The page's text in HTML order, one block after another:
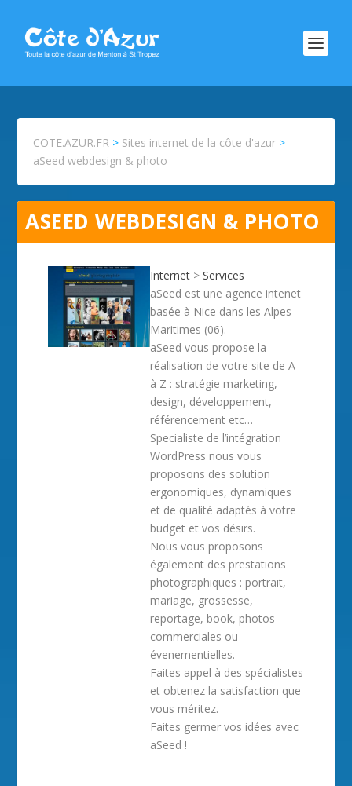
COTE.AZUR.FR > Sites internet de la côte d'azur >
aSeed webdesign & photo
ASEED WEBDESIGN & PHOTO
Internet >Services
aSeed est une agence intenet
basée à Nice dans les Alpes-
Maritimes (06).
aSeed vous propose la
réalisation de votre site de A
à Z : stratégie marketing,
design, développement,
référencement etc…
Specialiste de l’intégration
WordPress nous vous
proposons des solution
ergonomiques, dynamiques
et de qualité adaptés à votre
budget et vos désirs.
Nous vous proposons
également des prestations
photographiques : portrait,
mariage, grossesse,
reportage, book, photos
commerciales ou
évenementielles.
Faites appel à des spécialistes
et obtenez la satisfaction que
vous méritez.
Faites germer vos idées avec
aSeed !